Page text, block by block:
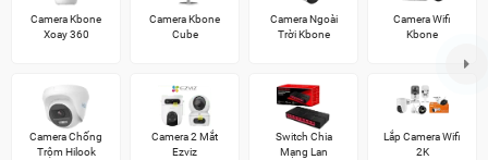
Camera Kbone
Xoay 360
Camera Kbone
Cube
Camera Ngoài
Trời Kbone
Camera Wifi
Kbone
Camera Chống
Trộm Hilook
Camera 2 Mắt
Ezviz
Switch Chia
Mạng Lan
Lắp Camera Wifi
2K